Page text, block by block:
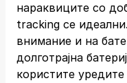
нараквиците со
tracking се
внимание и на
долготрајна
користите